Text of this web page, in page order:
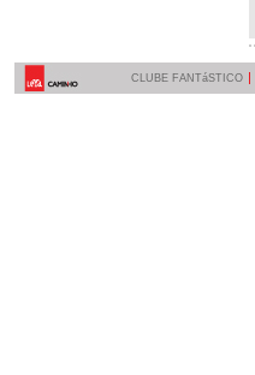
CLUBE FANTáSTICO